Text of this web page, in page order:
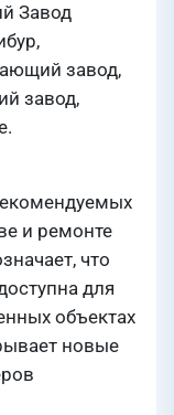
Завод
завод,
завод,
и ремонте
что
для
объектах
новые